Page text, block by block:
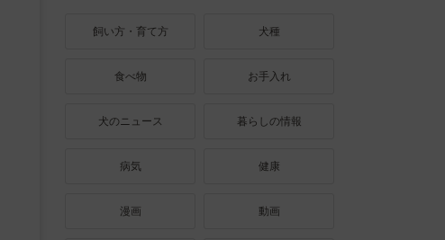
飼い方・育て方 犬種
食べ物 お手入れ
犬のニュース 暮らしの情報
病気 健康
漫画 動画